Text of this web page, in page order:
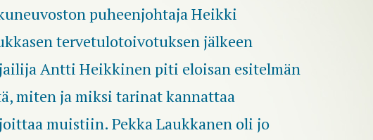
puheenjohtaja Heikki
tervetulotoivotuksen jälkeen
Antti Heikkinen piti eloisan esitelmän
miten ja miksi tarinat kannattaa
muistiin. Pekka Laukkanen oli jo